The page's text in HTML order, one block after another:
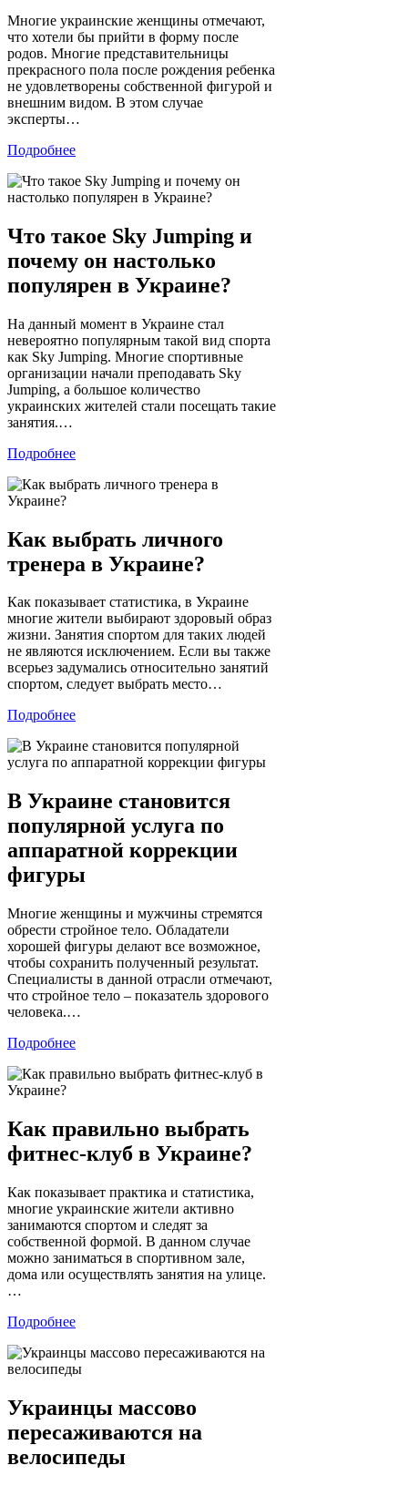
Многие украинские женщины отмечают,
что хотели бы прийти в форму после
родов. Многие представительницы
прекрасного пола после рождения ребенка
не удовлетворены собственной фигурой и
внешним видом. В этом случае
эксперты…
Подробнее
Что такое Sky Jumping и
почему он настолько
популярен в Украине?
На данный момент в Украине стал
невероятно популярным такой вид спорта
как Sky Jumping. Многие спортивные
организации начали преподавать Sky
Jumping, а большое количество
украинских жителей стали посещать такие
занятия.…
Подробнее
Как выбрать личного
тренера в Украине?
Как показывает статистика, в Украине
многие жители выбирают здоровый образ
жизни. Занятия спортом для таких людей
не являются исключением. Если вы также
всерьез задумались относительно занятий
спортом, следует выбрать место…
Подробнее
В Украине становится
популярной услуга по
аппаратной коррекции
фигуры
Многие женщины и мужчины стремятся
обрести стройное тело. Обладатели
хорошей фигуры делают все возможное,
чтобы сохранить полученный результат.
Специалисты в данной отрасли отмечают,
что стройное тело – показатель здорового
человека.…
Подробнее
Как правильно выбрать
фитнес-клуб в Украине?
Как показывает практика и статистика,
многие украинские жители активно
занимаются спортом и следят за
собственной формой. В данном случае
можно заниматься в спортивном зале,
дома или осуществлять занятия на улице.
…
Подробнее
Украинцы массово
пересаживаются на
велосипеды